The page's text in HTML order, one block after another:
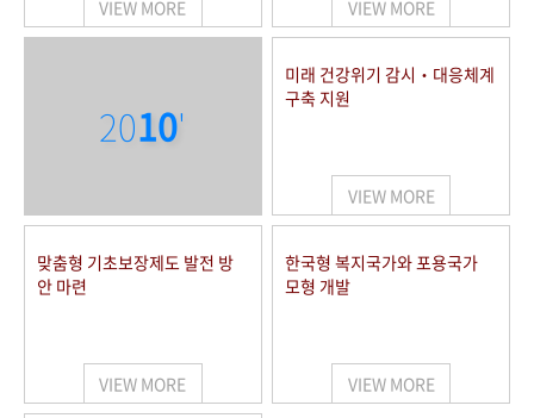
VIEW MORE VIEW MORE
2010'
미래 건강위기 감시‧대응체계
구축 지원
VIEW MORE
맞춤형 기초보장제도 발전 방
안 마련
VIEW MORE
한국형 복지국가와 포용국가
모형 개발
VIEW MORE